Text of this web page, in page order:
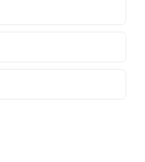
なステップと注意点